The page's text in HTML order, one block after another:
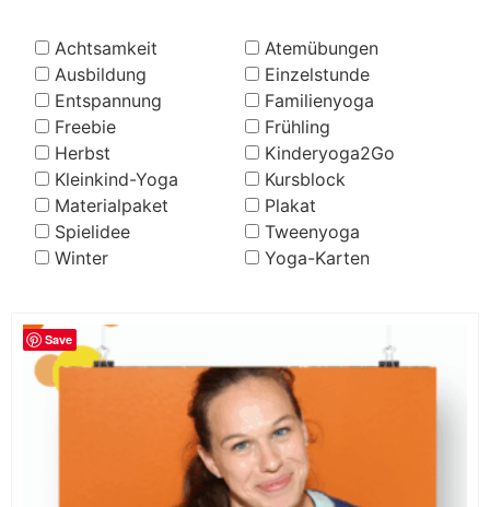
Achtsamkeit
Atemübungen
Ausbildung
Einzelstunde
Entspannung
Familienyoga
Freebie
Frühling
Herbst
Kinderyoga2Go
Kleinkind-Yoga
Kursblock
Materialpaket
Plakat
Spielidee
Tweenyoga
Winter
Yoga-Karten
Save